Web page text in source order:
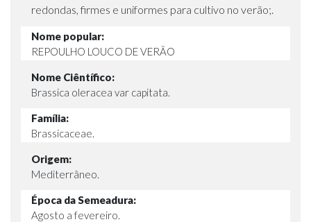
redondas, firmes e uniformes para cultivo no verão;.
Nome popular:
REPOULHO LOUCO DE VERÃO
Nome Ciêntífico:
Brassica oleracea var capitata.
Família:
Brassicaceae.
Origem:
Mediterrâneo.
Época da Semeadura:
Agosto a fevereiro.